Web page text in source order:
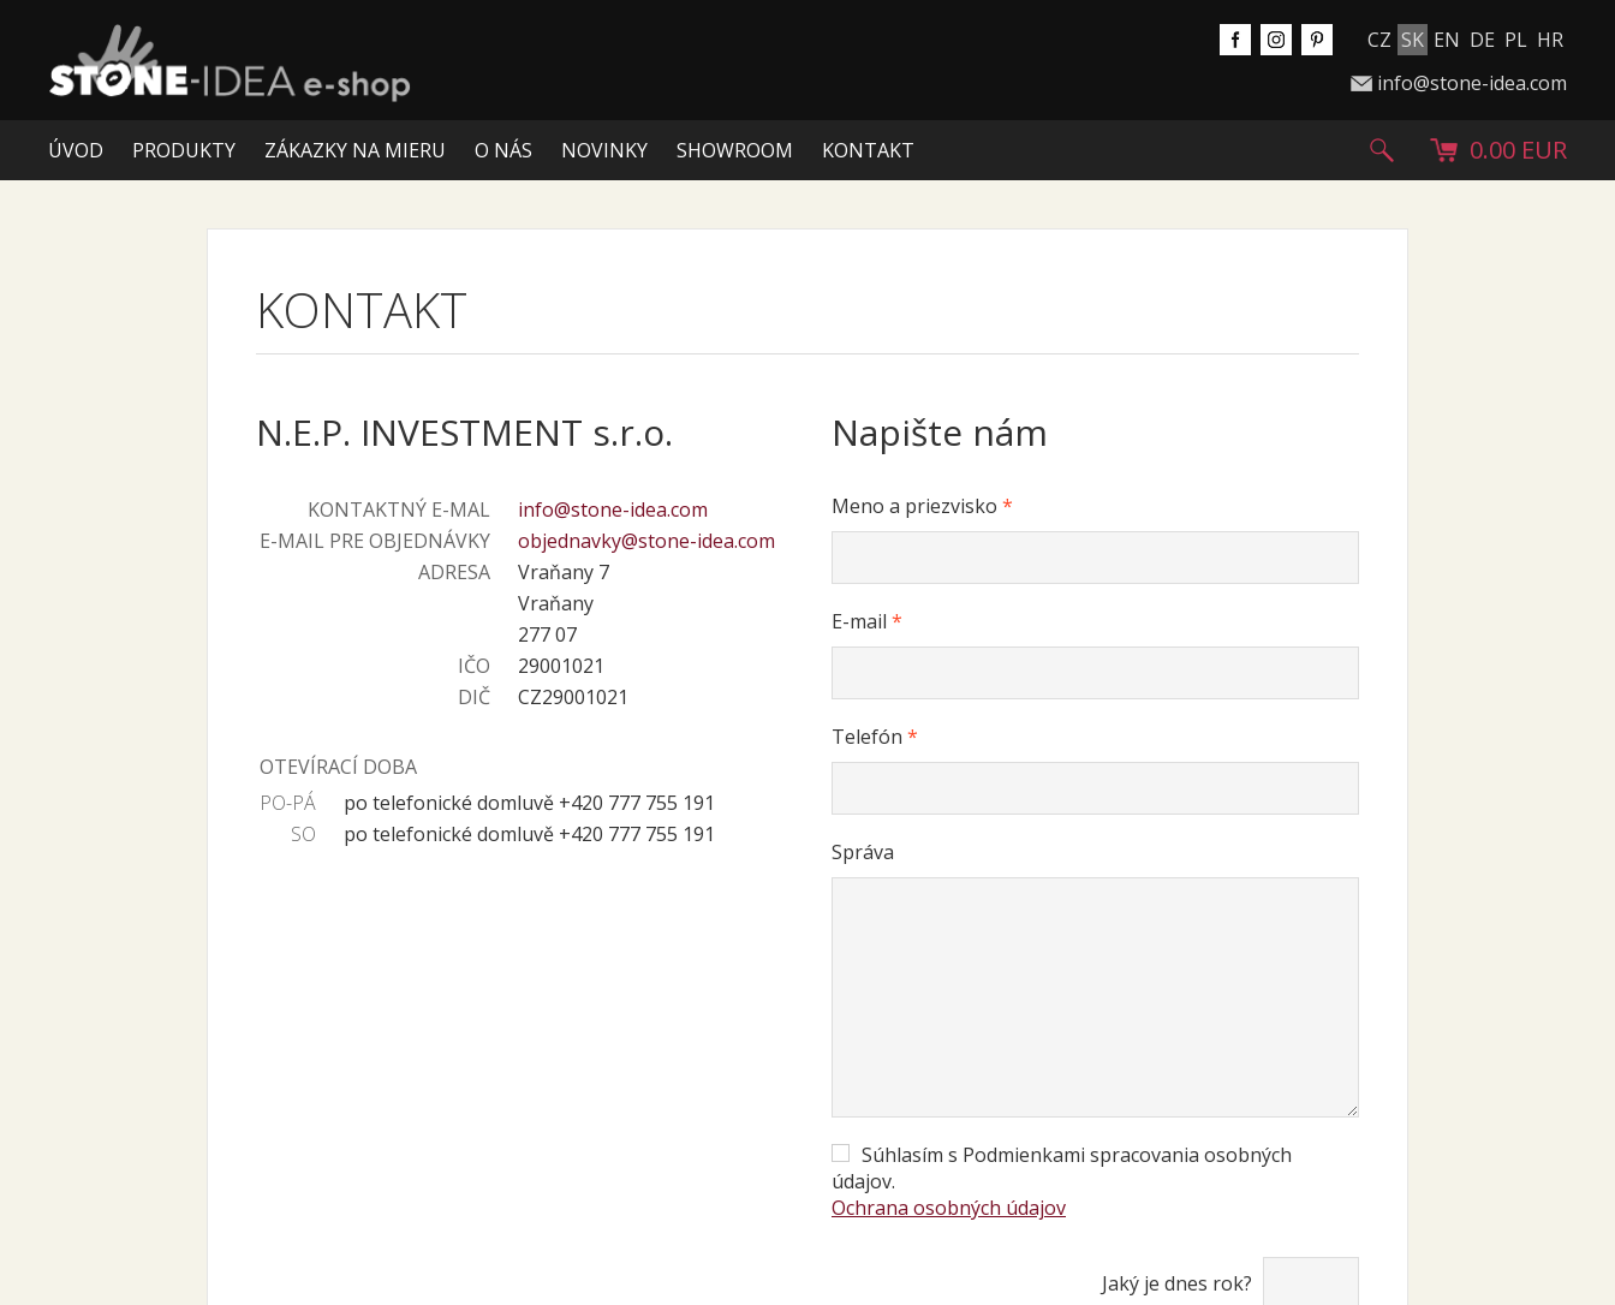
CZ SK EN DE PL HR
info@stone-idea.com
ÚVOD PRODUKTY ZÁKAZKY NA MIERU O NÁS NOVINKY SHOWROOM KONTAKT 0.00 EUR
KONTAKT
N.E.P. INVESTMENT s.r.o.
KONTAKTNÝ E-MAL
info@stone-idea.com
E-MAIL PRE OBJEDNÁVKY
objednavky@stone-idea.com
ADRESA
Vraňany 7
Vraňany
277 07
IČO
29001021
DIČ
CZ29001021
OTEVÍRACÍ DOBA
PO-PÁ
po telefonické domluvě +420 777 755 191
SO
po telefonické domluvě +420 777 755 191
Napište nám
Meno a priezvisko *
E-mail *
Telefón *
Správa
Súhlasím s Podmienkami spracovania osobných
údajov.
Ochrana osobných údajov
Jaký je dnes rok?